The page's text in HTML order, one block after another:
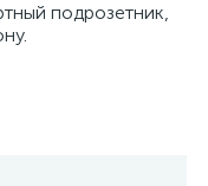
подрозетник,